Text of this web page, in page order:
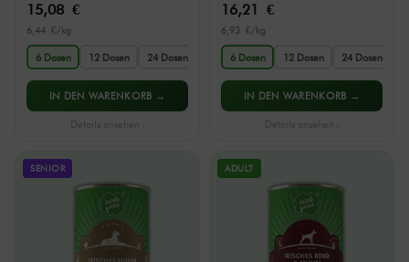
15,08 €
6,44 €/kg
6 Dosen 12 Dosen 24 Dosen
IN DEN WARENKORB →
Details ansehen ›
16,21 €
6,93 €/kg
6 Dosen 12 Dosen 24 Dosen
IN DEN WARENKORB →
Details ansehen ›
SENIOR ADULT